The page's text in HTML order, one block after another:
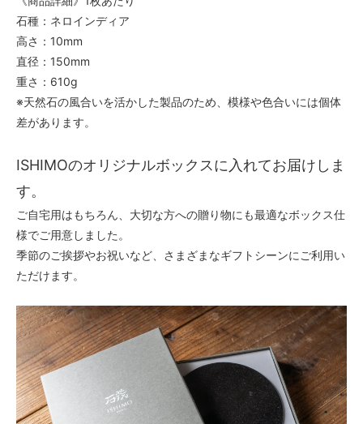
石種：ネロインディア
高さ：10mm
直径：150mm
重さ：610g
※天然石の風合いを活かした製品のため、模様や色合いには個体
差があります。
ISHIMOのオリジナルボックスに入れてお届けしま
す。
ご自宅用はもちろん、大切な方への贈り物にも最適なボックス仕
様でご用意しました。
季節のご挨拶やお祝いなど、さまざまなギフトシーンにご利用い
ただけます。